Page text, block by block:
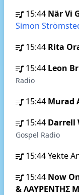
15:44 När Vi
Simon
15:44 Rita
15:44 Leon
Radio
15:44 Murad
15:44 Darrell
Gospel Radio
15:44Yekte
15:44 Now
& ΛΑΥΡΕΝΤΗΣ